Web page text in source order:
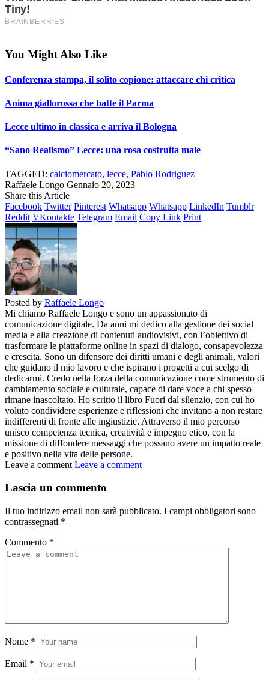
You Might Also Like
Conferenza stampa, il solito copione: attaccare chi critica
Anima giallorossa che batte il Parma
Lecce ultimo in classica e arriva il Bologna
“Sano Realismo” Lecce: una rosa costruita male
TAGGED: calciomercato, lecce, Pablo Rodriguez
Raffaele Longo Gennaio 20, 2023
Share this Article
Facebook Twitter Pinterest Whatsapp Whatsapp LinkedIn Tumblr
Reddit VKontakte Telegram Email Copy Link Print
Posted by Raffaele Longo
Mi chiamo Raffaele Longo e sono un appassionato di
comunicazione digitale. Da anni mi dedico alla gestione dei social
media e alla creazione di contenuti audiovisivi, con l’obiettivo di
trasformare le piattaforme online in spazi di dialogo, consapevolezza
e crescita. Sono un difensore dei diritti umani e degli animali, valori
che guidano il mio lavoro e che ispirano i progetti a cui scelgo di
dedicarmi. Credo nella forza della comunicazione come strumento di
cambiamento sociale e culturale, capace di dare voce a chi spesso
rimane inascoltato. Ho scritto il libro Fuori dal silenzio, con cui ho
voluto condividere esperienze e riflessioni che invitano a non restare
indifferenti di fronte alle ingiustizie. Attraverso il mio percorso
unisco competenza tecnica, creatività e impegno etico, con la
missione di diffondere messaggi che possano avere un impatto reale
e positivo nella vita delle persone.
Leave a comment Leave a comment
Lascia un commento
Il tuo indirizzo email non sarà pubblicato. I campi obbligatori sono
contrassegnati *
Commento *
Nome *
Email *